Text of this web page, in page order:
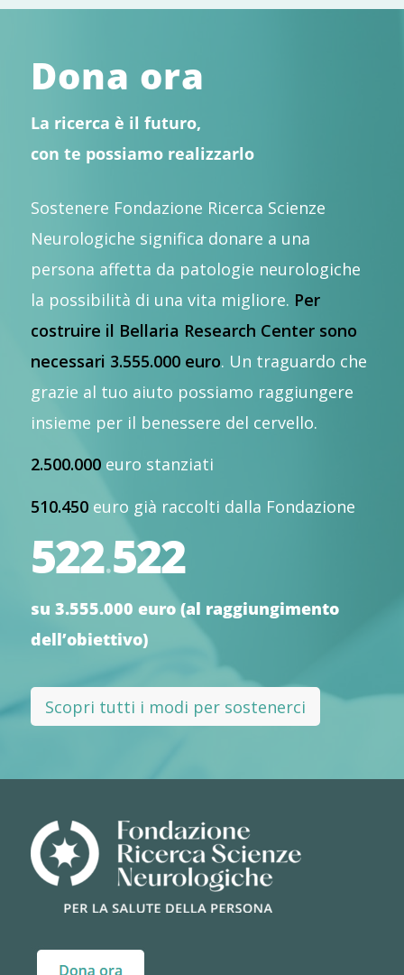
Dona ora
La ricerca è il futuro,
con te possiamo realizzarlo
Sostenere Fondazione Ricerca Scienze
Neurologiche significa donare a una
persona affetta da patologie neurologiche
la possibilità di una vita migliore. Per
costruire il Bellaria Research Center sono
necessari 3.555.000 euro. Un traguardo che
grazie al tuo aiuto possiamo raggiungere
insieme per il benessere del cervello.
2.500.000euro stanziati
510.450euro già raccolti dalla Fondazione
544.550
su 3.555.000 euro (al raggiungimento
dell’obiettivo)
Scopri tutti i modi per sostenerci